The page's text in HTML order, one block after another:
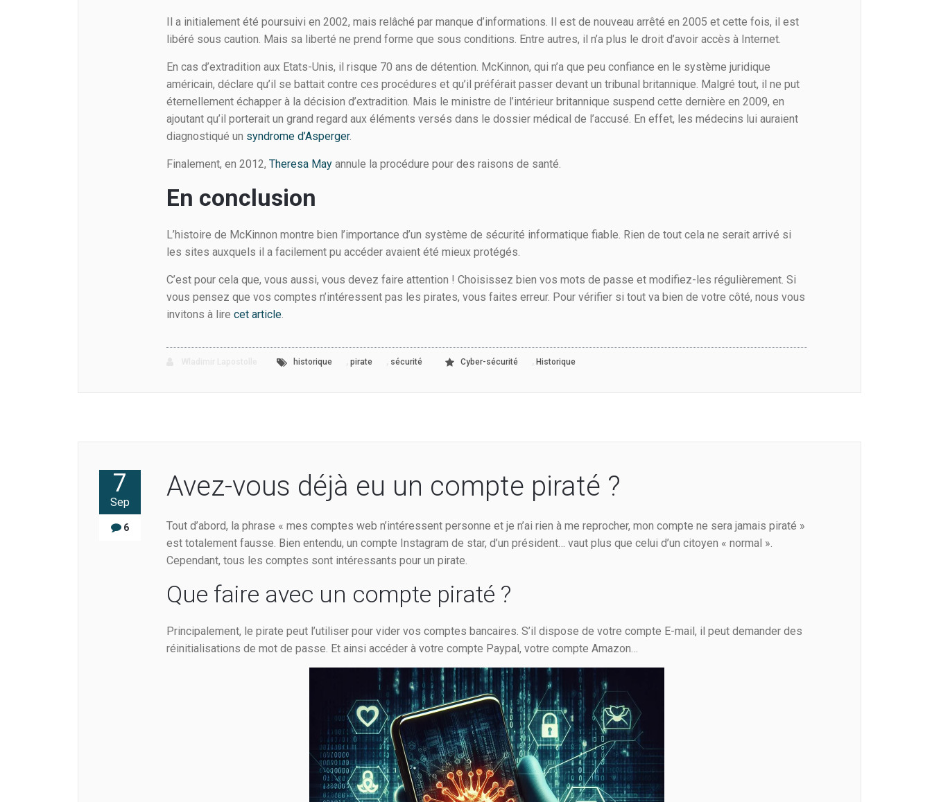
Il a initialement été poursuivi en 2002, mais relâché par manque d’informations. Il est de nouveau arrêté en 2005 et cette fois, il est
libéré sous caution. Mais sa liberté ne prend forme que sous conditions. Entre autres, il n’a plus le droit d’avoir accès à Internet.
En cas d’extradition aux Etats-Unis, il risque 70 ans de détention. McKinnon, qui n’a que peu confiance en le système juridique
américain, déclare qu’il se battait contre ces procédures et qu’il préférait passer devant un tribunal britannique. Malgré tout, il ne put
éternellement échapper à la décision d’extradition. Mais le ministre de l’intérieur britannique suspend cette dernière en 2009, en
ajoutant qu’il porterait un grand regard aux éléments versés dans le dossier médical de l’accusé. En effet, les médecins lui auraient
diagnostiqué un syndrome d’Asperger.
Finalement, en 2012,Theresa May annule la procédure pour des raisons de santé.
En conclusion
L’histoire de McKinnon montre bien l’importance d’un système de sécurité informatique fiable. Rien de tout cela ne serait arrivé si
les sites auxquels il a facilement pu accéder avaient été mieux protégés.
C’est pour cela que, vous aussi, vous devez faire attention ! Choisissez bien vos mots de passe et modifiez-les régulièrement. Si
vous pensez que vos comptes n’intéressent pas les pirates, vous faites erreur. Pour vérifier si tout va bien de votre côté, nous vous
invitons à lirecet article.
historique ,pirate sécurité Cyber-sécurité ,Historique
7
Sep
6
Avez-vous déjà eu un compte piraté ?
Tout d’abord, la phrase « mes comptes web n’intéressent personne et je n’ai rien à me reprocher, mon compte ne sera jamais piraté »
est totalement fausse. Bien entendu, un compte Instagram de star, d’un président… vaut plus que celui d’un citoyen « normal ».
Cependant, tous les comptes sont intéressants pour un pirate.
Que faire avec un compte piraté ?
Principalement, le pirate peut l’utiliser pour vider vos comptes bancaires. S’il dispose de votre compte E-mail, il peut demander des
réinitialisations de mot de passe. Et ainsi accéder à votre compte Paypal, votre compte Amazon…